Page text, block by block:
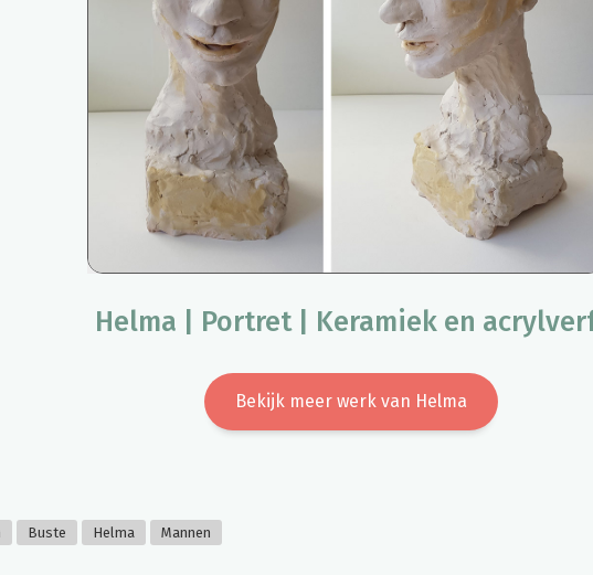
Helma | Portret | Keramiek en
Bekijk meer werk van Helma
Buste Helma Mannen